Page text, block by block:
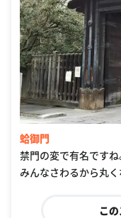
蛤御門
禁門の変で有名ですね
みんなさわるから丸
こ